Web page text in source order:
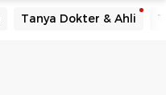
Tanya Dokter & Ahli